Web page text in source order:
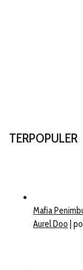
TERPOPULER